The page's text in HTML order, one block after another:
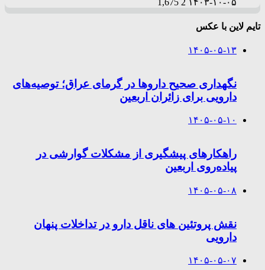
۱۴۰۳-۱۰-۰۵ 2
1,675
تایم لاین با عکس
۱۴۰۵-۰۵-۱۳
نگهداری صحیح داروها در گرمای عراق؛ توصیه‌های
دارویی برای زائران اربعین
۱۴۰۵-۰۵-۱۰
راهکارهای پیشگیری از مشکلات گوارشی در
پیاده‌روی اربعین
۱۴۰۵-۰۵-۰۸
نقش پروتئین های ناقل دارو در تداخلات پنهان
دارویی
۱۴۰۵-۰۵-۰۷